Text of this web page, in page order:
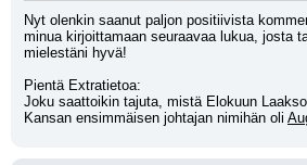
Nyt olenkin saanut paljon positiivista
minua kirjoittamaan seuraavaa lukua, josta
mielestäni hyvä!
Pientä Extratietoa:
Joku saattoikin tajuta, mistä Elokuun
Kansan ensimmäisen johtajan nimihän oli